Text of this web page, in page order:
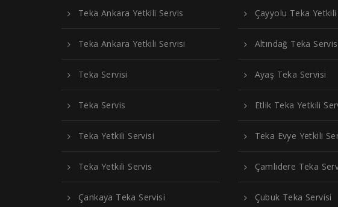
Teka Ankara Yetkili Servis
Teka Ankara Yetkili Servisi
Teka Servisi
Teka Servis
Teka Yetkili Servisi
Teka Yetkili Servis
Çankaya Teka Servisi
Çayyolu Teka Yetkili
Altındağ Teka
Ayaş Teka Servisi
Etlik Teka Yetkili
Teka Evye Yetkili
Çamlıdere Teka
Çubuk Teka Servisi